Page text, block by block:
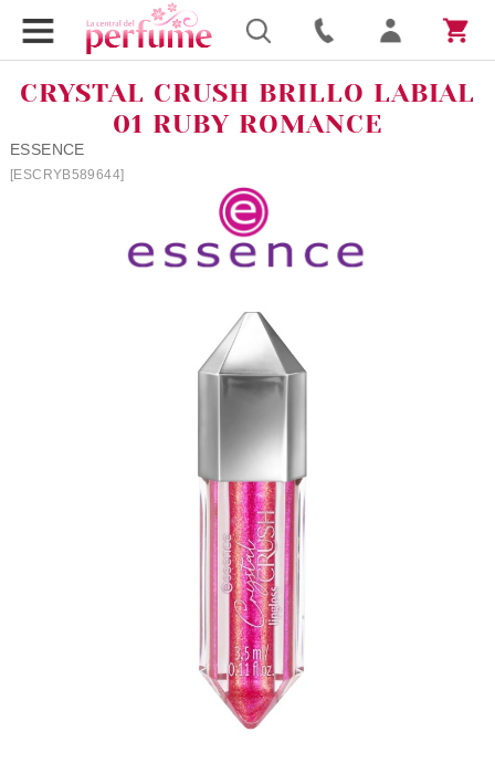
CRYSTAL CRUSH BRILLO LABIAL
01 RUBY ROMANCE
ESSENCE
[ESCRYB589644]